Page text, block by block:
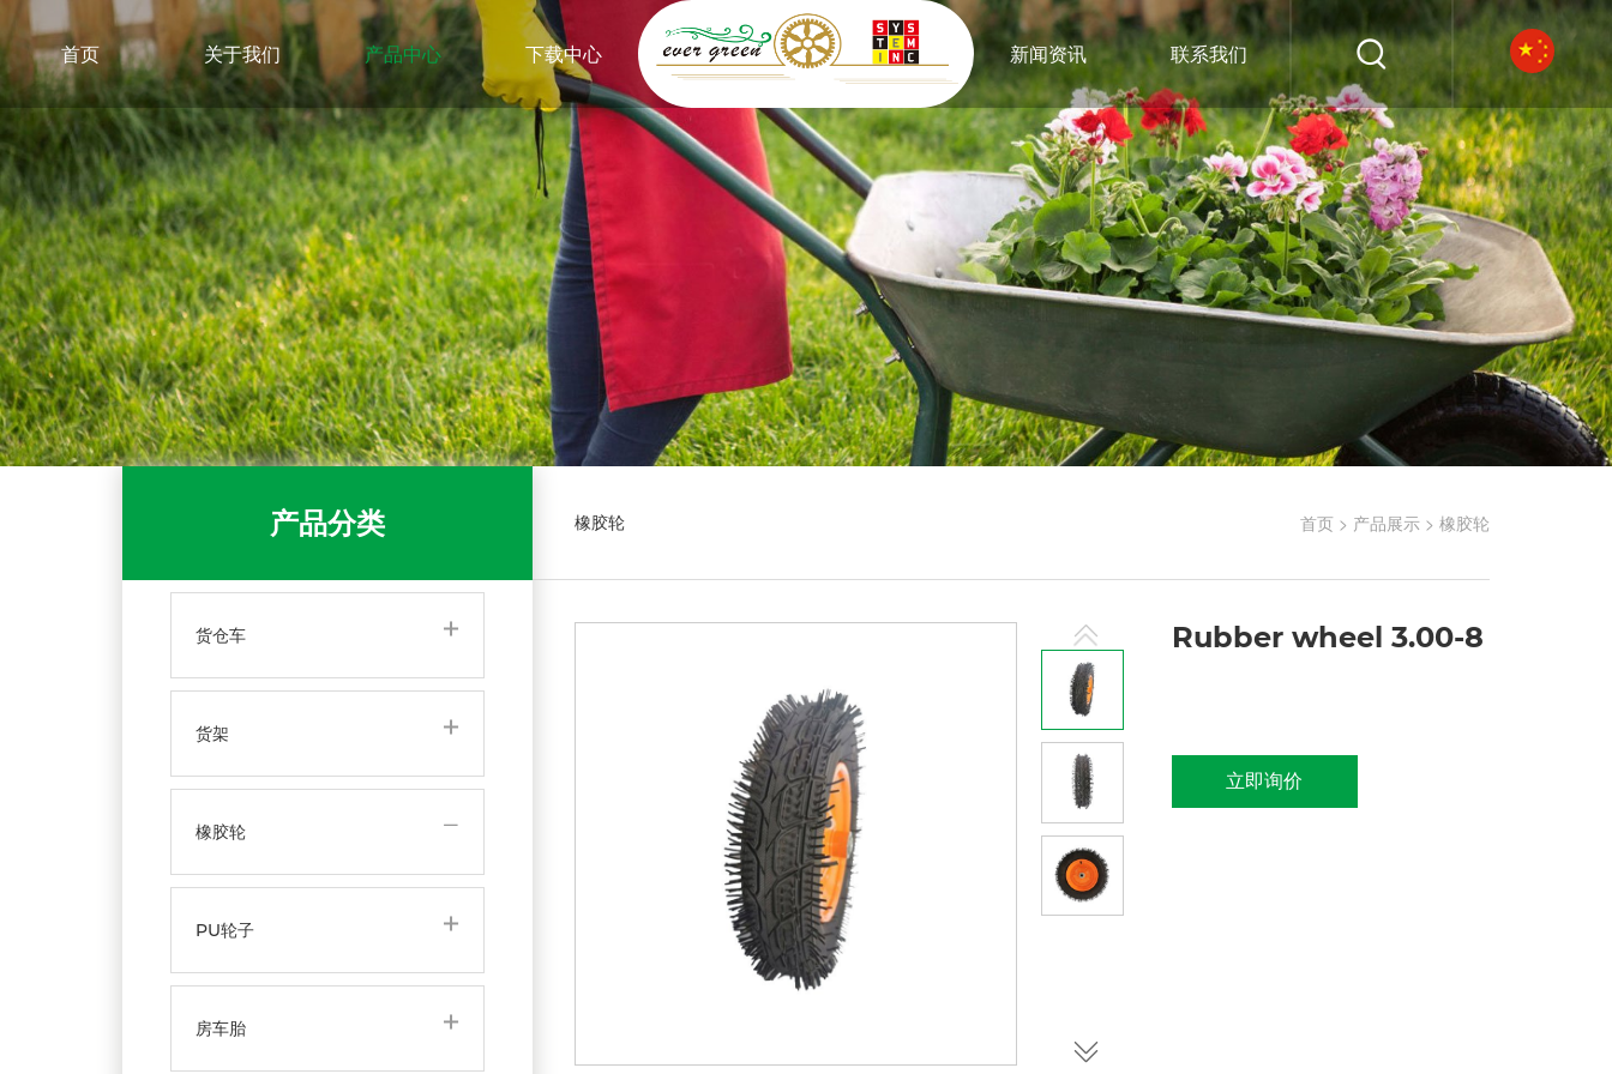
首页 关于我们 产品中心 下载中心 新闻资讯 联系我们
产品分类
货仓车
货架
橡胶轮
PU轮子
房车胎
橡胶轮 首页 > 产品展示 > 橡胶轮
Rubber wheel 3.00-8
立即询价